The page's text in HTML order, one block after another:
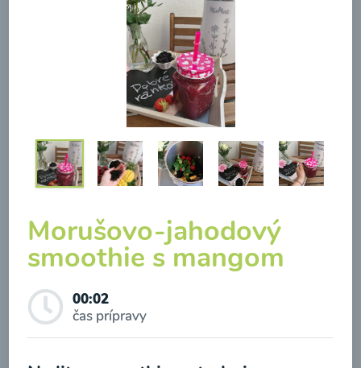
Brokolicová polievka so
syrom
00:25 Zobraziť
Morušovo-jahodový
smoothie s mangom
00:02
čas prípravy
Odber noviniek a akcií
Odoslaním registrácie na Newsletter súhlasím so